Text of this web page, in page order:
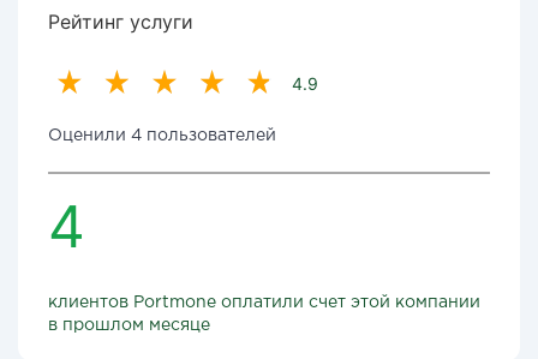
Рейтинг услуги
4.9
Оценили 4 пользователей
4
клиентов Portmone оплатили счет этой компании
в прошлом месяце